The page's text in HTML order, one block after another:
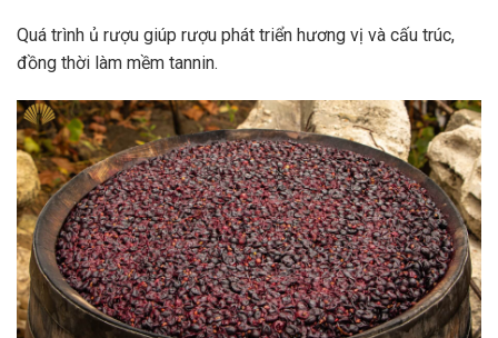
Quá trình ủ rượu giúp rượu phát triển hương vị và cấu trúc,
đồng thời làm mềm tannin.